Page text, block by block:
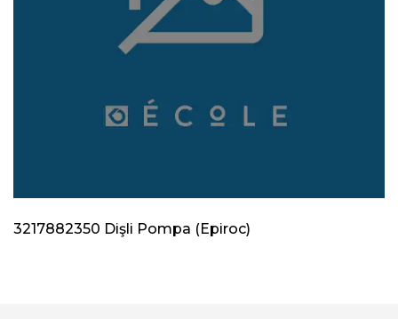
3217882350 Dişli Pompa (Epiroc)